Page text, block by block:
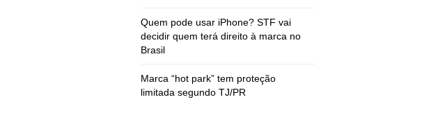
Quem pode usar iPhone? STF vai
decidir quem terá direito à marca no
Brasil
Marca “hot park” tem proteção
limitada segundo TJ/PR